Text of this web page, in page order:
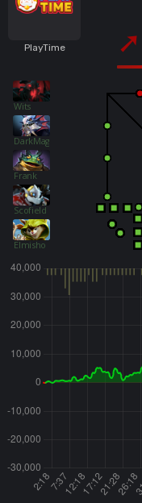
PlayTime
Wits
DarkMago
Frank
Scofield
Elmisho